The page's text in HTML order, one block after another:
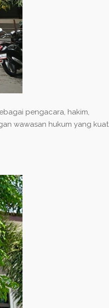
pengacara, hakim,
wawasan hukum yang kuat.